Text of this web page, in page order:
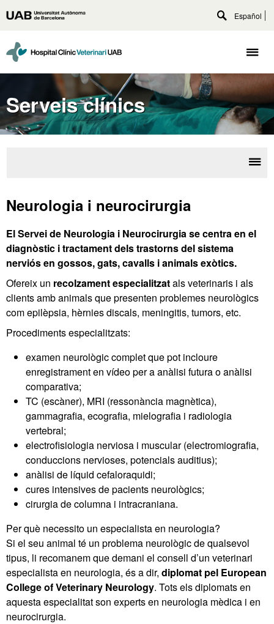
al
principal
Universitat
de
Barcelona
Desplega
Español
Serveis clínics
Neurologia i neurocirurgia
El Servei de Neurologia i Neurocirurgia se centra en el
diagnòstic i tractament dels trastorns del sistema
nerviós en gossos, gats, cavalls i animals exòtics.
Ofereix un recolzament especialitzatals veterinaris i als
clients amb animals que presenten problemes neurològics
com epilèpsia, hèrnies discals, meningitis, tumors, etc.
Procediments especialitzats:
examen neurològic complet que pot incloure
enregistrament en vídeo per a anàlisi futura o anàlisi
comparativa;
TC (escàner), MRI (ressonància magnètica),
gammagrafia, ecografia, mielografia i radiologia
vertebral;
electrofisiologia nerviosa i muscular (electromiografia,
conduccions nervioses, potencials auditius);
anàlisi de líquid cefaloraquidi;
cures intensives de pacients neurològics;
cirurgia de columna i intracraniana.
Per què necessito un especialista en neurologia?
Si el seu animal té un problema neurològic de qualsevol
tipus, li recomanem que demani el consell d’un veterinari
especialista en neurologia, és a dir, diplomat pel European
College of Veterinary Neurology. Tots els diplomats en
aquesta especialitat son experts en neurologia mèdica i en
neurocirurgia.